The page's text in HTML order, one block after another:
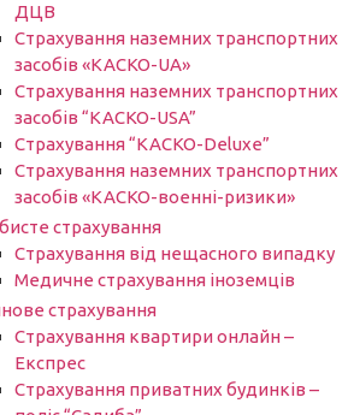
ДЦВ
Страхування наземних транспортних
засобів «КАСКО-UA»
Страхування наземних транспортних
засобів “КАСКО-USA”
Страхування “КАСКО-Deluxe”
Страхування наземних транспортних
засобів «КАСКО-военні-ризики»
страхування
Страхування від нещасного випадку
Медичне страхування іноземців
страхування
Страхування квартири онлайн –
Експрес
Страхування приватних будинків –